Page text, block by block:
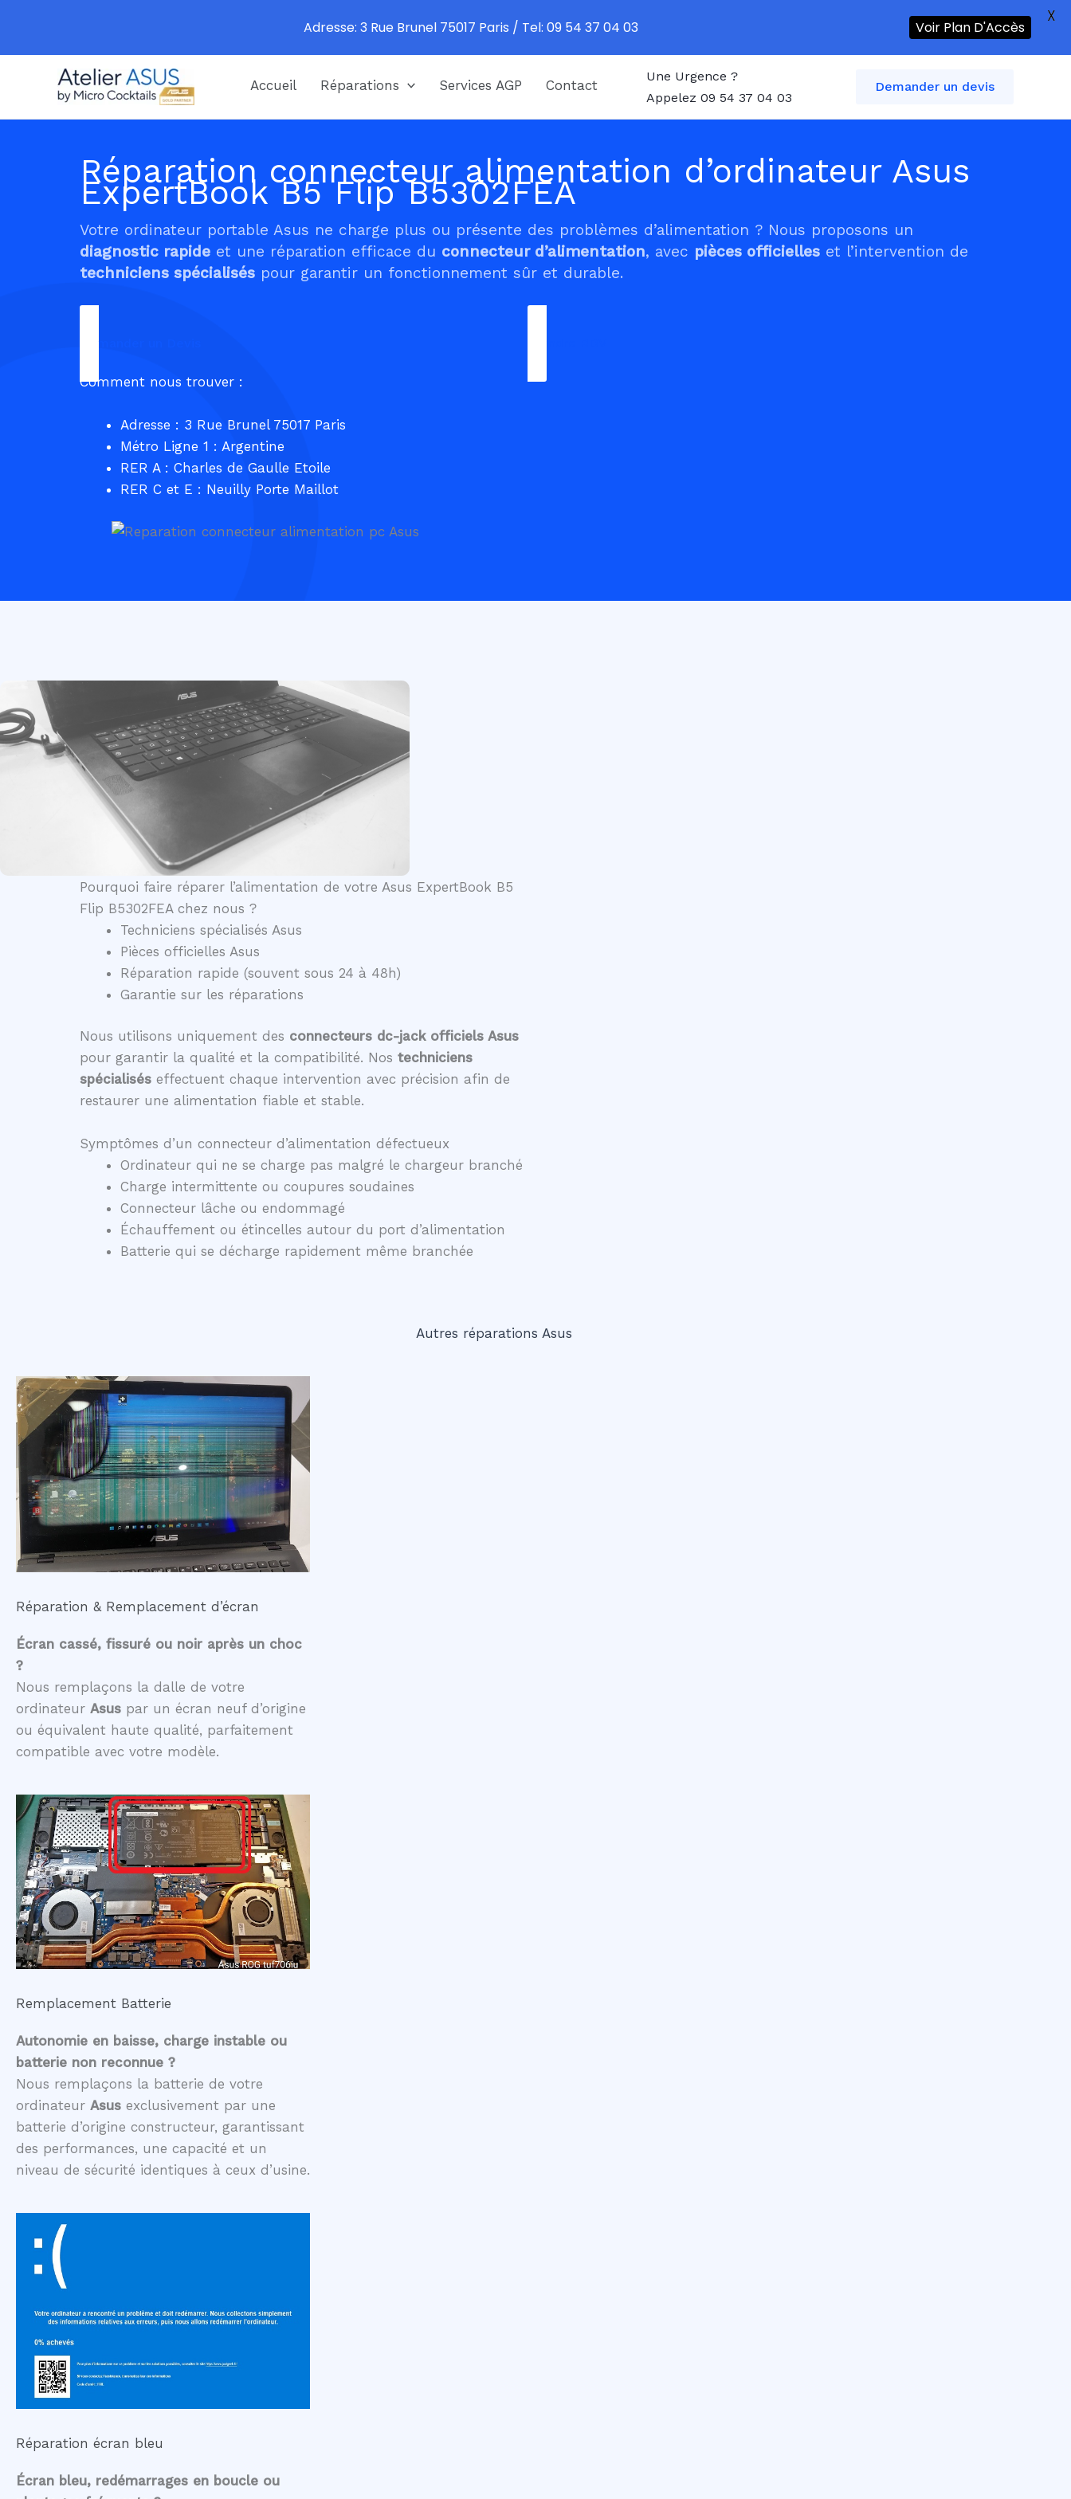
Accueil Réparations Services AGP Contact
Une Urgence ?
Appelez 09 54 37 04 03
Demander un devis
Réparation connecteur alimentation d’ordinateur Asus
ExpertBook B5 Flip B5302FEA
Votre ordinateur portable Asus ne charge plus ou présente des problèmes d’alimentation ? Nous proposons un
diagnostic rapide et une réparation efficace du connecteur d’alimentation, avec pièces officielles et l’intervention de
techniciens spécialisés pour garantir un fonctionnement sûr et durable.
Comment nous trouver :
Adresse : 3 Rue Brunel 75017 Paris
Métro Ligne 1 : Argentine
RER A : Charles de Gaulle Etoile
RER C et E : Neuilly Porte Maillot
Pourquoi faire réparer l’alimentation de votre Asus ExpertBook B5
Flip B5302FEA chez nous ?
Techniciens spécialisés Asus
Pièces officielles Asus
Réparation rapide (souvent sous 24 à 48h)
Garantie sur les réparations
Nous utilisons uniquement des connecteurs dc-jack officiels Asus
pour garantir la qualité et la compatibilité. Nos techniciens
spécialisés effectuent chaque intervention avec précision afin de
restaurer une alimentation fiable et stable.
Symptômes d’un connecteur d’alimentation défectueux
Ordinateur qui ne se charge pas malgré le chargeur branché
Charge intermittente ou coupures soudaines
Connecteur lâche ou endommagé
Échauffement ou étincelles autour du port d’alimentation
Batterie qui se décharge rapidement même branchée
Autres réparations Asus
Réparation & Remplacement d’écran
Écran cassé, fissuré ou noir après un choc
?
Nous remplaçons la dalle de votre
ordinateur Asus par un écran neuf d’origine
ou équivalent haute qualité, parfaitement
compatible avec votre modèle.
Remplacement Batterie
Autonomie en baisse, charge instable ou
batterie non reconnue ?
Nous remplaçons la batterie de votre
ordinateur Asus exclusivement par une
batterie d’origine constructeur, garantissant
des performances, une capacité et un
niveau de sécurité identiques à ceux d’usine.
Réparation écran bleu
Écran bleu, redémarrages en boucle ou
Adresse: 3 Rue Brunel 75017 Paris / Tel: 09 54 37 04 03 Voir Plan D'Accès
X